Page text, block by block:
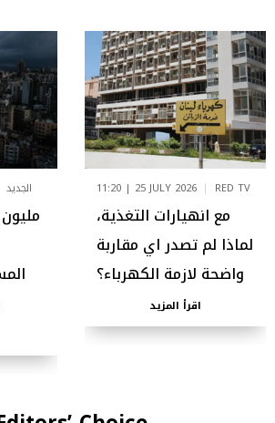
الجديد 11:20 | 25 JULY 2026 RED TV
مع انهيارات التغذية،
لماذا لم تصدر اي مقاربة
واضحة لازمة الكهرباء؟
اقرأ المزيد